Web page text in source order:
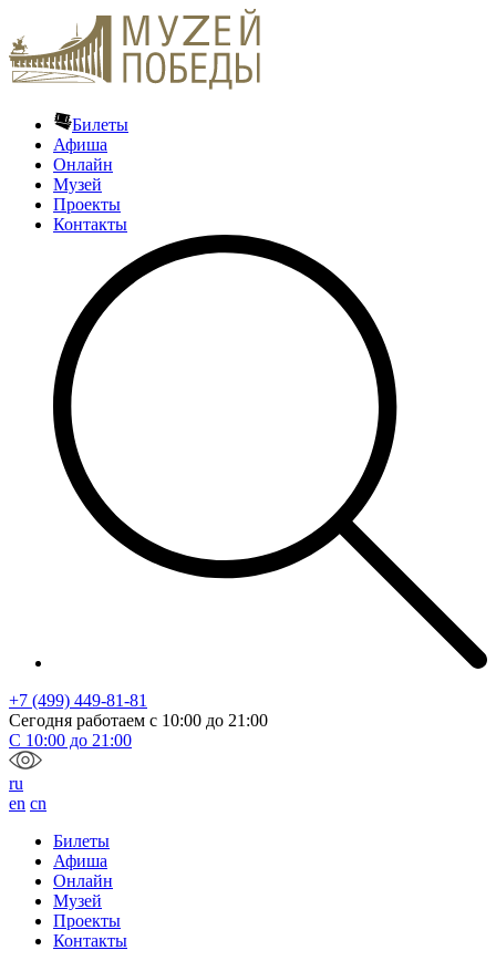
Билеты
Афиша
Онлайн
Музей
Проекты
Контакты
+7 (499) 449-81-81
Сегодня работаем с 10:00 до 21:00
С 10:00 до 21:00
ru
en cn
Билеты
Афиша
Онлайн
Музей
Проекты
Контакты